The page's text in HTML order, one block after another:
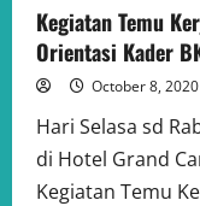
Perda
Tanpa
Rokok
(KTR)
Kegiatan Temu
Orientasi Kader
October 8, 2020
Hari Selasa sd
di Hotel Grand
Kegiatan Temu